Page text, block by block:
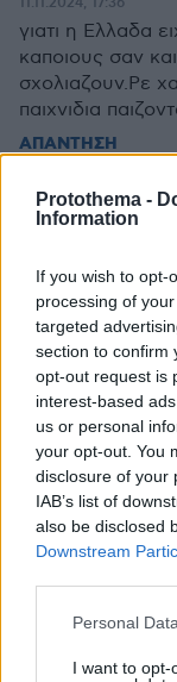
Protothema -
Information
If you wish to opt-
processing of
targeted
section to confirm
opt-out request is
interest-based
us or personal
your opt-out. You
disclosure of your
IAB’s list of
also be disclosed
Downstream
Please note that
not limited to
Personal
I want to opt-
γιατι η Ελλαδα
καποιους σαν
σχολιαζουν.Ρε
παιχνιδια
ΑΠΑΝΤΗΣΗ
Ω
11.11.2024, 19:08
ΑΠΑΝΤΗΣΗ
Vamvakis
11.11.2024, 18:01
Όταν δεν
ΑΠΑΝΤΗΣΗ
Κονόμησαν όλοι
11.11.2024, 17:29
Σε δυό χρόνια
υπάκουοι που
ΑΠΑΝΤΗΣΗ